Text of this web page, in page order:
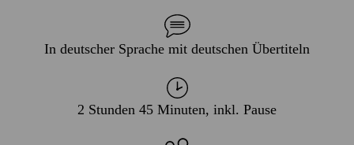
In deutscher Sprache mit deutschen Übertiteln
2 Stunden 45 Minuten, inkl. Pause